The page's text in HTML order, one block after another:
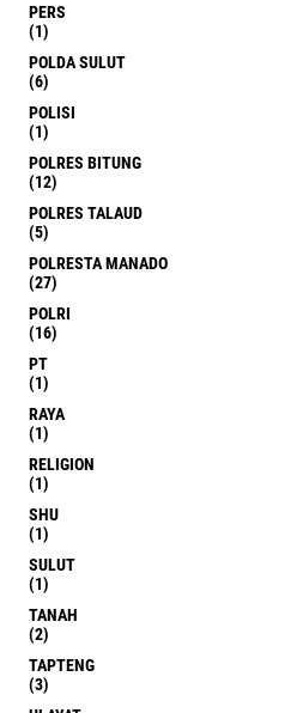
PERS
(1)
POLDA SULUT
(6)
POLISI
(1)
POLRES BITUNG
(12)
POLRES TALAUD
(5)
POLRESTA MANADO
(27)
POLRI
(16)
PT
(1)
RAYA
(1)
RELIGION
(1)
SHU
(1)
SULUT
(1)
TANAH
(2)
TAPTENG
(3)